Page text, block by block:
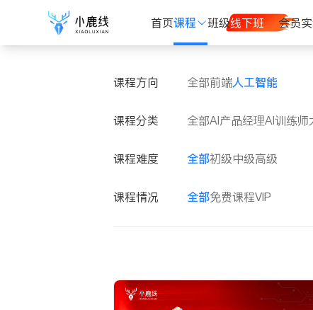
首页课程 班级线下班 会员
课程方向 全部前端人工智能
课程分类 全部AI产品经理AI训练师
课程难度 全部初级中级高级
课程情况 全部免费课程VIP